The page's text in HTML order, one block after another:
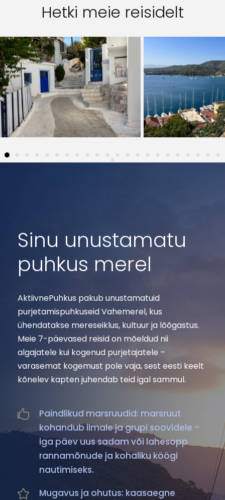
Hetki meie reisidelt
Sinu unustamatu
puhkus merel
AktiivnePuhkus pakub unustamatuid
purjetamispuhkuseid Vahemerel, kus
ühendatakse mereseiklus, kultuur ja lõõgastus.
Meie 7-päevased reisid on mõeldud nii
algajatele kui kogenud purjetajatele –
varasemat kogemust pole vaja, sest eesti keelt
kõnelev kapten juhendab teid igal sammul.
Paindlikud marsruudid: marsruut
kohandub ilmale ja grupi soovidele –
iga päev uus sadam või lahesopp
rannamõnude ja kohaliku köögi
nautimiseks.
Mugavus ja ohutus: kaasaegne